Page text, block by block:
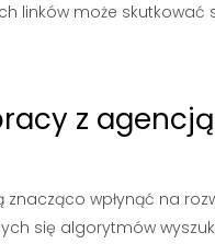
linków może skutkować
z agencją
wpłynąć na
się algorytmów